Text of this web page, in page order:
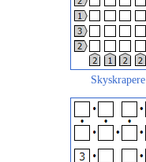
Skyskrapere